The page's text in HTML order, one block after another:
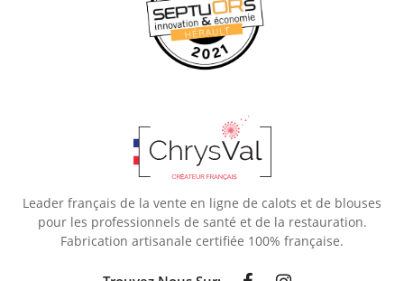
Leader français de la vente en ligne de calots et de blouses
pour les professionnels de santé et de la restauration.
Fabrication artisanale certifiée 100% française.